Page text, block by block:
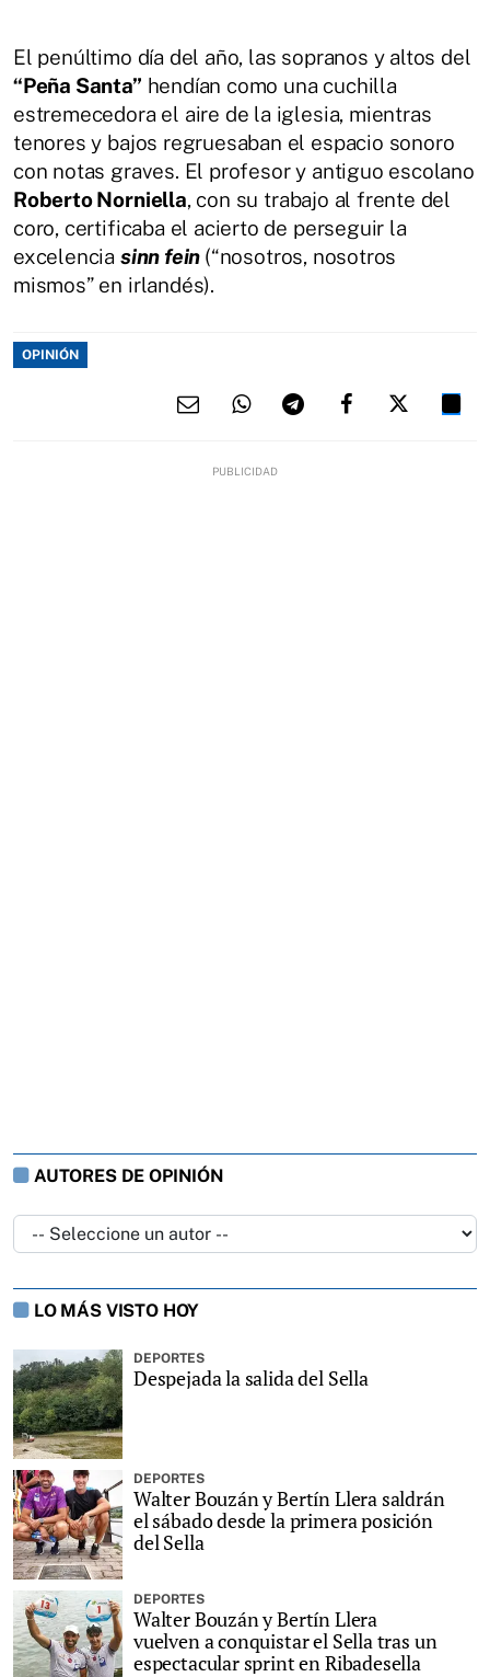
El penúltimo día del año, las sopranos y altos del
“Peña Santa” hendían como una cuchilla
estremecedora el aire de la iglesia, mientras
tenores y bajos regruesaban el espacio sonoro
con notas graves. El profesor y antiguo escolano
Roberto Norniella, con su trabajo al frente del
coro, certificaba el acierto de perseguir la
excelencia sinn fein (“nosotros, nosotros
mismos” en irlandés).
OPINIÓN
AUTORES DE OPINIÓN
LO MÁS VISTO HOY
DEPORTES
Despejada la salida del Sella
DEPORTES
Walter Bouzán y Bertín Llera saldrán
el sábado desde la primera posición
del Sella
DEPORTES
Walter Bouzán y Bertín Llera
vuelven a conquistar el Sella tras un
espectacular sprint en Ribadesella